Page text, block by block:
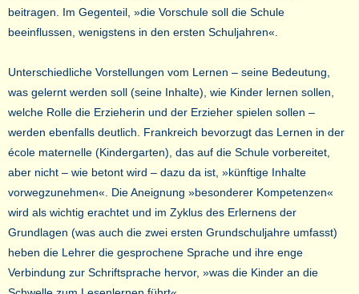
beitragen. Im Gegenteil, »die Vorschule soll die Schule
beeinflussen, wenigstens in den ersten Schuljahren«.
Unterschiedliche Vorstellungen vom Lernen – seine Bedeutung,
was gelernt werden soll (seine Inhalte), wie Kinder lernen sollen,
welche Rolle die Erzieherin und der Erzieher spielen sollen –
werden ebenfalls deutlich. Frankreich bevorzugt das Lernen in der
école maternelle (Kindergarten), das auf die Schule vorbereitet,
aber nicht – wie betont wird – dazu da ist, »künftige Inhalte
vorwegzunehmen«. Die Aneignung »besonderer Kompetenzen«
wird als wichtig erachtet und im Zyklus des Erlernens der
Grundlagen (was auch die zwei ersten Grundschuljahre umfasst)
heben die Lehrer die gesprochene Sprache und ihre enge
Verbindung zur Schriftsprache hervor, »was die Kinder an die